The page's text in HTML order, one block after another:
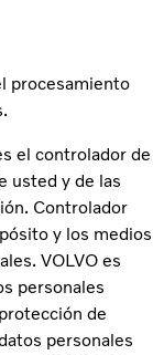
procesamiento
el controlador de
usted y de las
Controlador
y los medios
VOLVO es
personales
de
personales